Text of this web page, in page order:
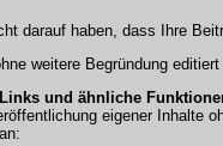
darauf haben, dass Ihre
weitere Begründung
und ähnliche
eigener Inhalte